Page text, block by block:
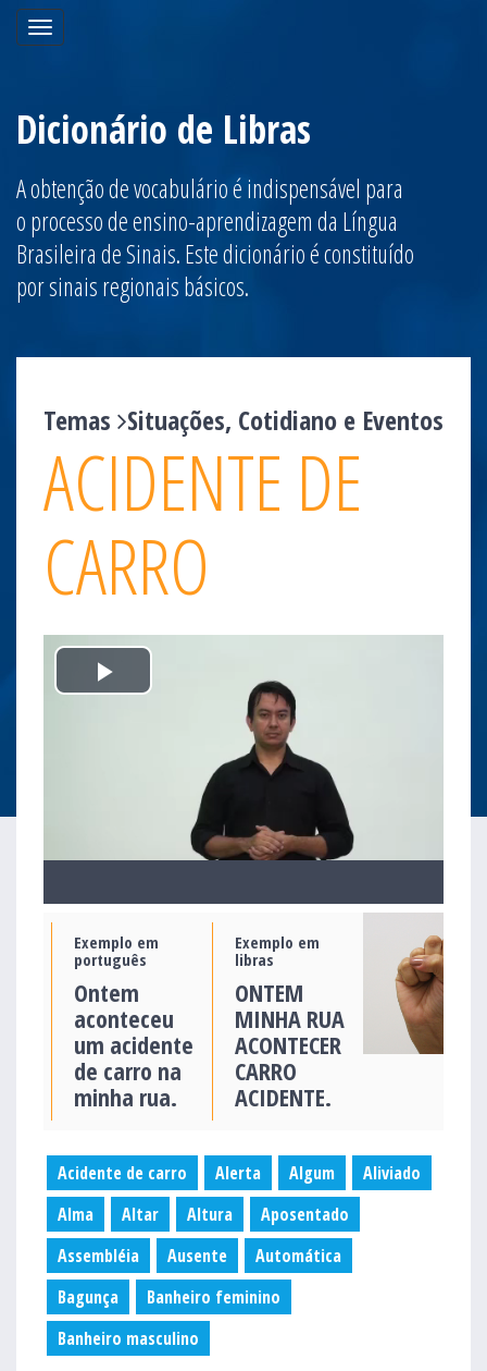
Toggle
navigation
Dicionário de Libras
A obtenção de vocabulário é indispensável para
o processo de ensino-aprendizagem da Língua
Brasileira de Sinais. Este dicionário é constituído
por sinais regionais básicos.
Temas Situações, Cotidiano e Eventos
ACIDENTE DE
CARRO
Play
Exemplo em
português
Ontem
aconteceu
um acidente
de carro na
minha rua.
Exemplo em
libras
ONTEM
MINHA RUA
ACONTECER
CARRO
ACIDENTE.
Acidente de carro Alerta Algum
Aliviado
Alma
Altar Altura
Aposentado
Assembléia
Ausente
Automática
Bagunça
Banheiro feminino
Banheiro masculino